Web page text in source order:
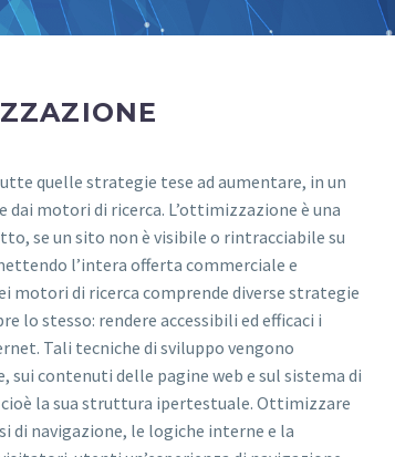
quelle strategie tese ad aumentare, in un
motori di ricerca. L’ottimizzazione è una
se un sito non è visibile o rintracciabile su
l’intera offerta commerciale e
motori di ricerca comprende diverse strategie
lo stesso: rendere accessibili ed efficaci i
Tali tecniche di sviluppo vengono
contenuti delle pagine web e sul sistema di
la sua struttura ipertestuale. Ottimizzare
di navigazione, le logiche interne e la